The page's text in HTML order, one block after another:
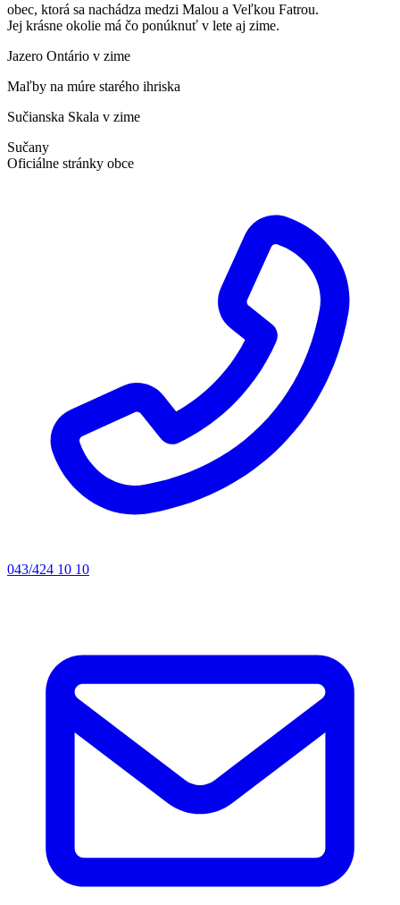
obec, ktorá sa nachádza medzi Malou a Veľkou Fatrou.
Jej krásne okolie má čo ponúknuť v lete aj zime.
Jazero Ontário v zime
Maľby na múre starého ihriska
Sučianska Skala v zime
Sučany
Oficiálne stránky obce
043/424 10 10